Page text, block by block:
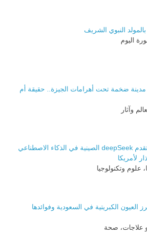
بالمولد النبوي الشريف
اليوم
ضخمة تحت أهرامات الجيزة.. حقيقة أم
وآثار
ترامب: تقدم deepSeek الصينية في الذكاء الاصطناعي
لأمريكا
علوم وتكنولوجيا
العيون الكبريتية في السعودية وفوائدها
علاجات، صحة